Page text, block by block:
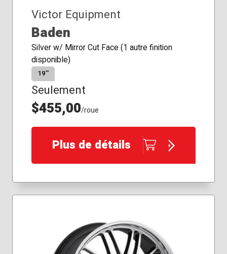
Victor Equipment
Baden
Silver w/ Mirror Cut Face (1 autre finition
disponible)
19″
Seulement
$455,00/roue
Plus de détails